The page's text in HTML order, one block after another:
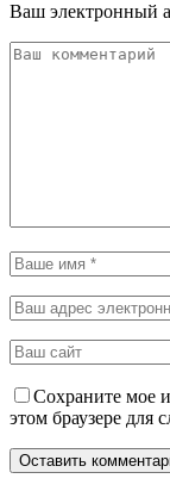
Ваш электронный
Сохраните мое
этом браузере для